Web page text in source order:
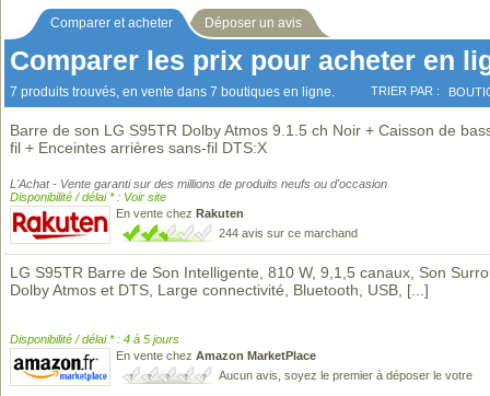
Comparer et acheter Déposer un avis
Comparer les prix pour acheter en
7 produits trouvés, en vente dans 7 boutiques en ligne. TRIER PAR :
Barre de son LG S95TR Dolby Atmos 9.1.5 ch Noir + Caisson de
fil + Enceintes arrières sans-fil DTS:X
L'Achat - Vente garanti sur des millions de produits neufs ou d'occasion
Disponibilité / délai * : Voir site
En vente chez Rakuten
244 avis sur ce marchand
LG S95TR Barre de Son Intelligente, 810 W, 9,1,5 canaux, Son
Dolby Atmos et DTS, Large connectivité, Bluetooth, USB, [...]
Disponibilité / délai * : 4 à 5 jours
En vente chez Amazon MarketPlace
Aucun avis, soyez le premier à déposer le votre